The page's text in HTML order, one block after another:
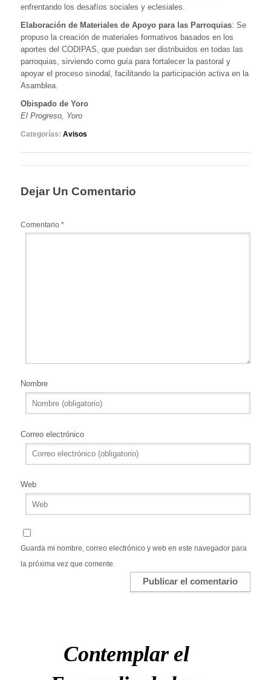
enfrentando los desafíos sociales y eclesiales.
Elaboración de Materiales de Apoyo para las Parroquias: Se
propuso la creación de materiales formativos basados en los
aportes del CODIPAS, que puedan ser distribuidos en todas las
parroquias, sirviendo como guía para fortalecer la pastoral y
apoyar el proceso sinodal, facilitando la participación activa en la
Asamblea.
Obispado de Yoro
El Progreso, Yoro
Categorías: Avisos
Dejar Un Comentario
Comentario *
Nombre
Correo electrónico
Web
Guarda mi nombre, correo electrónico y web en este navegador para
la próxima vez que comente.